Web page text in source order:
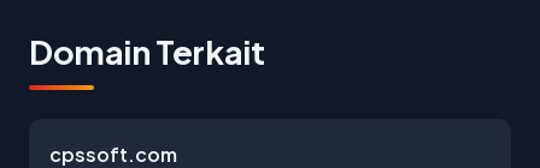
Domain Terkait
cpssoft.com